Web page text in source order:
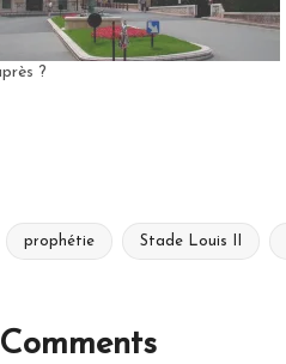
?
prophétie Stade Louis II
Comments